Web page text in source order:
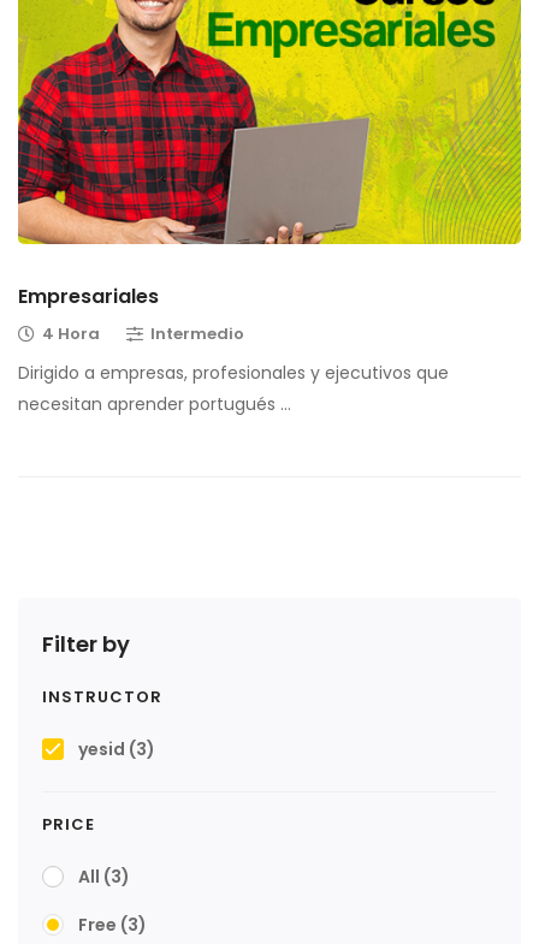
Filter by
INSTRUCTOR
yesid (3)
PRICE
All (3)
Free (3)
Empresariales
4 Hora Intermedio
Dirigido a empresas, profesionales y ejecutivos que
necesitan aprender portugués …